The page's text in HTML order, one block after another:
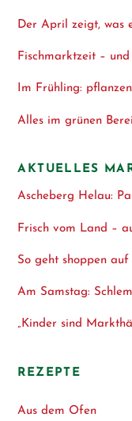
Der April zeigt, was
Fischmarktzeit –
Im Frühling:
Alles im grünen
AKTUELLES
Ascheberg Helau:
Frisch vom Land –
So geht shoppen
Am Samstag:
„Kinder sind
REZEPTE
Aus dem Ofen